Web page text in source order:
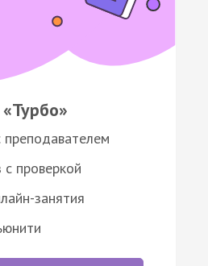
преподавателем
проверкой
занятия